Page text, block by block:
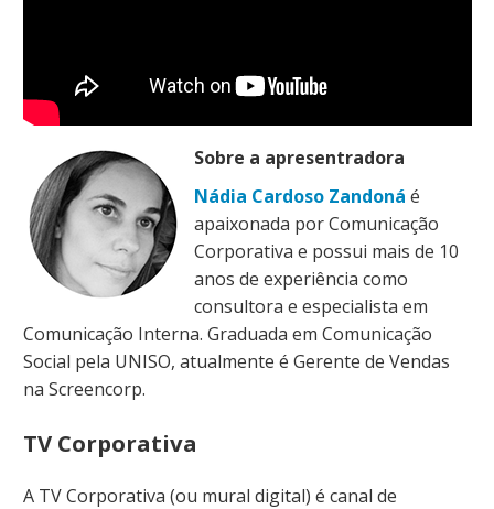
Sobre a apresentradora
Nádia Cardoso Zandoná é
apaixonada por Comunicação
Corporativa e possui mais de 10
anos de experiência como
consultora e especialista em
Comunicação Interna. Graduada em Comunicação
Social pela UNISO, atualmente é Gerente de Vendas
na Screencorp.
TV Corporativa
A TV Corporativa (ou mural digital) é canal de